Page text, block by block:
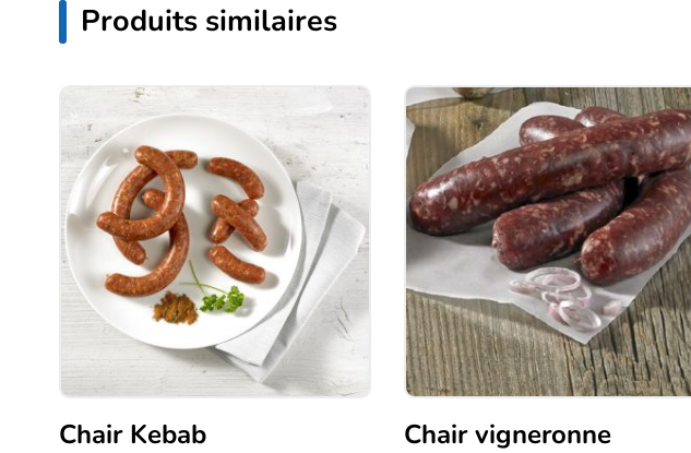
Produits similaires
Chair Kebab Chair vigneronne